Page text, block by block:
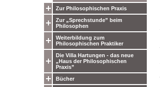
Zur Philosophischen Praxis
Zur „Sprechstunde” beim
Philosophen
Weiterbildung zum
Philosophischen Praktiker
Die Villa Hartungen - das neue
„Haus der Philosophischen
Praxis”
Bücher